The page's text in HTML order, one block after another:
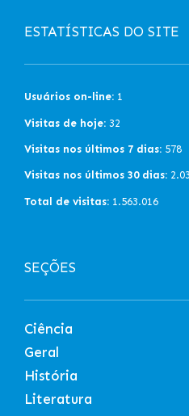
ESTATÍSTICAS DO SITE
Usuários on-line: 1
Visitas de hoje: 32
Visitas nos últimos 7 dias: 578
Visitas nos últimos 30 dias:
Total de visitas: 1.563.016
SEÇÕES
Ciência
Geral
História
Literatura